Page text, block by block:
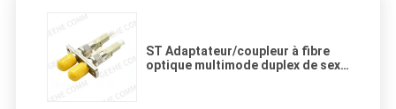
ST Adaptateur/coupleur à fibre
optique multimode duplex de sexe